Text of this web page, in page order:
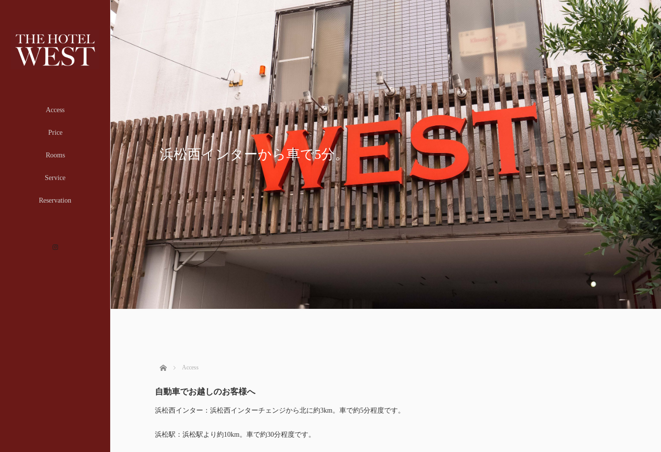
Access
Price
Rooms
Service
Reservation
浜松西インターから車で5分。
ホーム Access
自動車でお越しのお客様へ
浜松西インター：浜松西インターチェンジから北に約3km。車で約5分程度です。
浜松駅：浜松駅より約10km。車で約30分程度です。